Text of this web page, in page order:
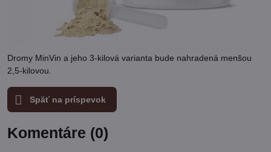
Dromy MinVin a jeho 3-kilová varianta bude nahradená menšou
2,5-kilovou.
Späť na príspevok
Komentáre (0)